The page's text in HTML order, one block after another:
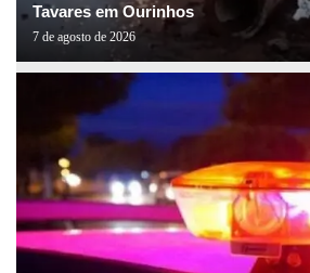
Tavares em Ourinhos
7 de agosto de 2026